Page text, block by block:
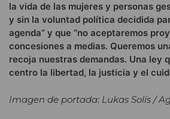
la vida de las mujeres y personas
y sin la voluntad política decidida
agenda” y que “no aceptaremos
concesiones a medias. Queremos
recoja nuestras demandas. Una ley
centro la libertad, la justicia y el
Imagen de portada: Lukas Solís /